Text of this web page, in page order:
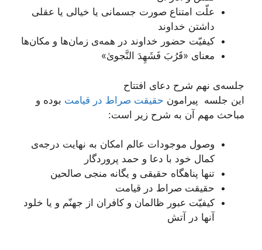
علّت امتناع صورت جسمانی یا خیالی یا عقلی
داشتن خداوند
کیفیّت حضور خداوند در همه‌ی زمان‌ها و مکان‌ها
معنای «قَرُبَ فَشَهِدَ النَّجویٰ»
جلسه‌ی نهم شرح دعای افتتاح
این جلسه پیرامون حقیقت صراط در قیامت بوده و
مباحث مهم آن به شرح زیر است:
وصول موجودات عالم امکان به نهایت درجه‌ی
کمال خود با دعا و حمد پروردگار
تنها پناهگاه حقیقی و یگانه منجی صالحین
حقیقت صراط در قیامت
کیفیّت عبور ظالمان و کافران از جهنّم و یا خلود
آنها در آتش